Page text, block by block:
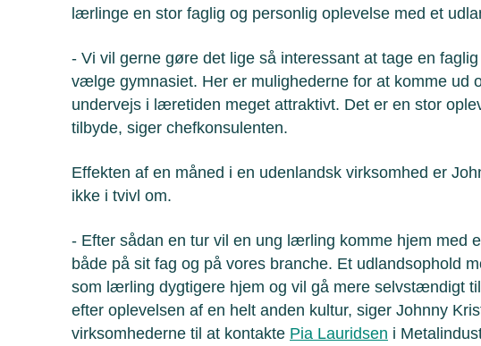
lærlinge en stor faglig og personlig oplevelse med et
- Vi vil gerne gøre det lige så interessant at tage en
vælge gymnasiet. Her er mulighederne for at komme ud
undervejs i læretiden meget attraktivt. Det er en stor
tilbyde, siger chefkonsulenten.
Effekten af en måned i en udenlandsk virksomhed er
ikke i tvivl om.
- Efter sådan en tur vil en ung lærling komme hjem med
både på sit fag og på vores branche. Et udlandsophold
som lærling dygtigere hjem og vil gå mere selvstændigt
efter oplevelsen af en helt anden kultur, siger Johnny
virksomhederne til at kontakte Pia Lauridsen i